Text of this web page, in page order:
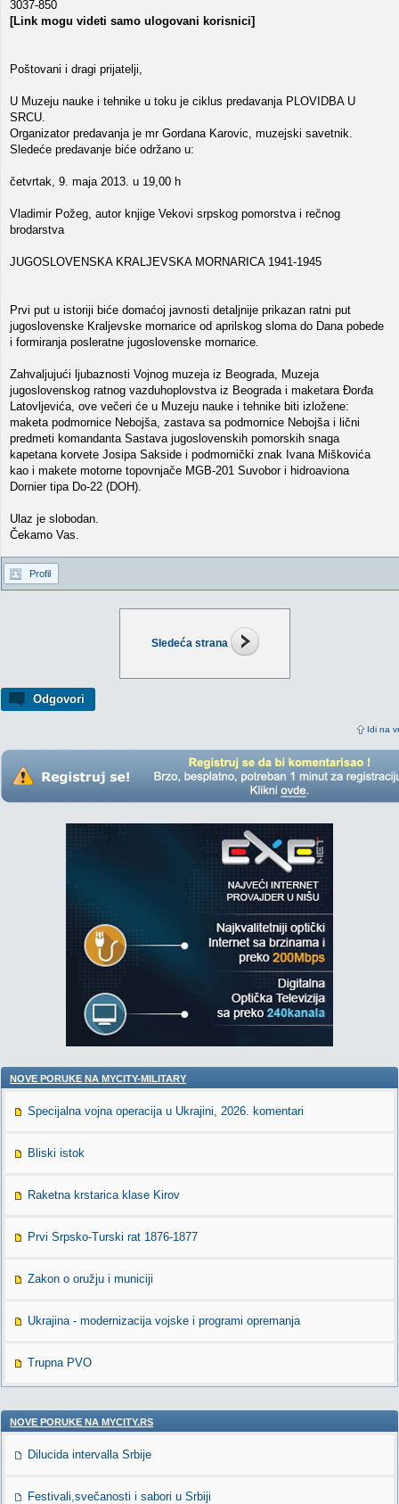
Sledeća strana
Odgovori
Idi na
3037-850
[Link mogu videti samo ulogovani korisnici]
Poštovani i dragi prijatelji,
U Muzeju nauke i tehnike u toku je ciklus predavanja PLOVIDBA U
SRCU.
Organizator predavanja je mr Gordana Karovic, muzejski savetnik.
Sledeće predavanje biće održano u:
četvrtak, 9. maja 2013. u 19,00 h
Vladimir Požeg, autor knjige Vekovi srpskog pomorstva i rečnog
brodarstva
JUGOSLOVENSKA KRALJEVSKA MORNARICA 1941-1945
Prvi put u istoriji biće domaćoj javnosti detaljnije prikazan ratni put
jugoslovenske Kraljevske mornarice od aprilskog sloma do Dana pobede
i formiranja posleratne jugoslovenske mornarice.
Zahvaljujući ljubaznosti Vojnog muzeja iz Beograda, Muzeja
jugoslovenskog ratnog vazduhoplovstva iz Beograda i maketara Đorđa
Latovljevića, ove večeri će u Muzeju nauke i tehnike biti izložene:
maketa podmornice Nebojša, zastava sa podmornice Nebojša i lični
predmeti komandanta Sastava jugoslovenskih pomorskih snaga
kapetana korvete Josipa Sakside i podmornički znak Ivana Miškovića
kao i makete motorne topovnjače MGB-201 Suvobor i hidroaviona
Dornier tipa Do-22 (DOH).
Ulaz je slobodan.
Čekamo Vas.
Profil
NOVE PORUKE NA MYCITY-MILITARY
Specijalna vojna operacija u Ukrajini, 2026. komentari
Bliski istok
Raketna krstarica klase Kirov
Prvi Srpsko-Turski rat 1876-1877
Zakon o oružju i municiji
Ukrajina - modernizacija vojske i programi opremanja
Trupna PVO
NOVE PORUKE NA MYCITY.RS
Dilucida intervalla Srbije
Festivali,svečanosti i sabori u Srbiji